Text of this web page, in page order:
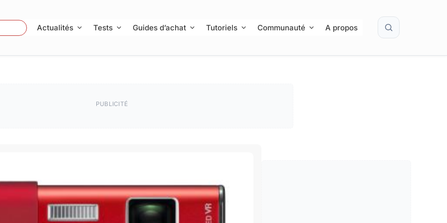
Actualités Tests Guides d’achat Tutoriels Communauté A propos Rechercher
PUBLICITÉ